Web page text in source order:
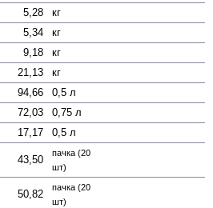
5,28
кг
5,34
кг
9,18
кг
21,13
кг
94,66
0,5 л
72,03
0,75 л
17,17
0,5 л
43,50
пачка (20
шт)
50,82
пачка (20
шт)